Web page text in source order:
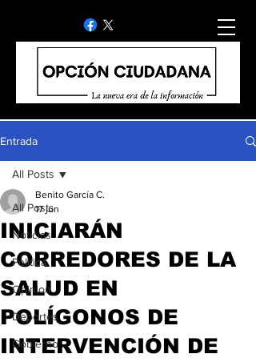
Entrada
All Posts
Noticias
Politica
Opinion
Deportes
Gobierno
All Posts
INICIARÁN
CORREDORES DE LA
SALUD EN
POLÍGONOS DE
INTERVENCIÓN DE
Benito García C.
17 jun